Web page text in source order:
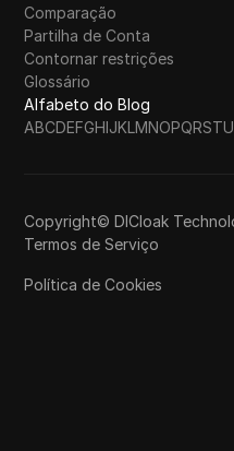
Comparação
Partilha de Conta
Contornar restrições
Glossário
Alfabeto do Blog
ABCDEFGHIJKLMNOPQRSTU
Copyright© DICloak
Termos de Serviço
Política de Cookies